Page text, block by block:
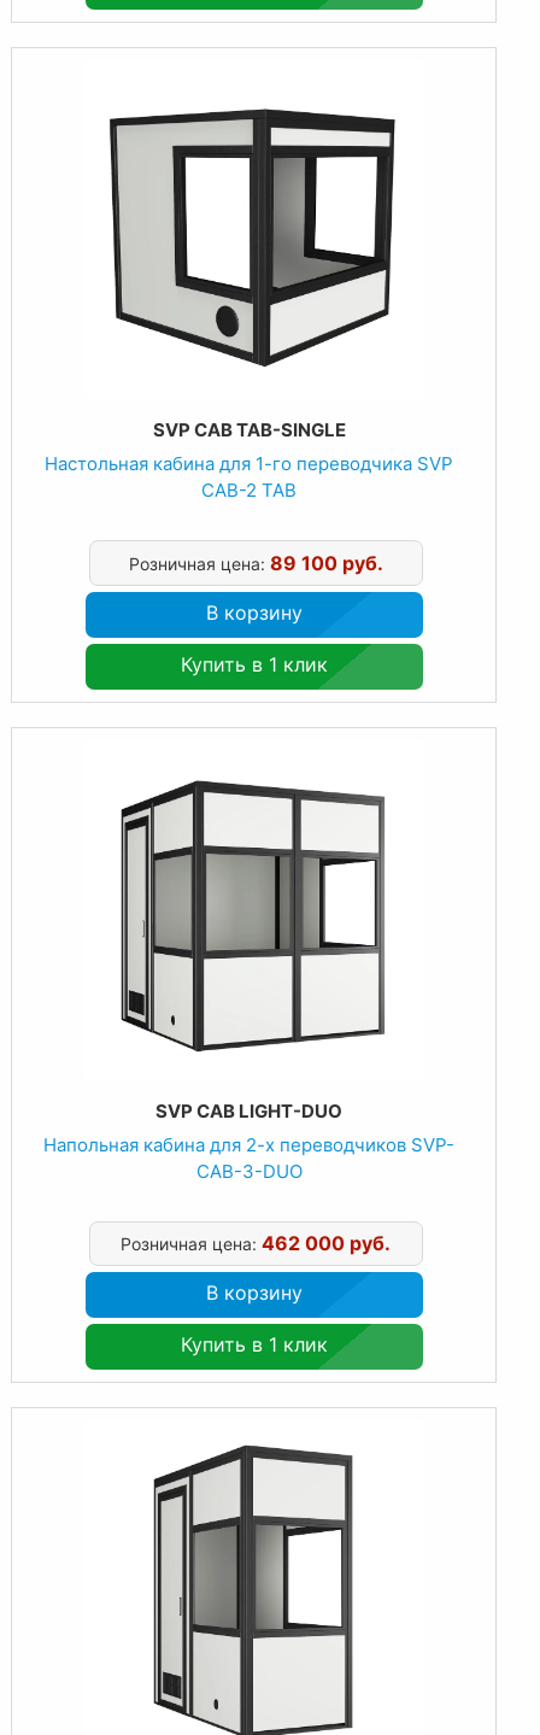
SVP CAB TAB-SINGLE
Настольная кабина для 1-го переводчика SVP
CAB-2 TAB
Розничная цена: 89 100 руб.
В корзину
Купить в 1 клик
SVP CAB LIGHT-DUO
Напольная кабина для 2-х переводчиков SVP-
CAB-3-DUO
Розничная цена:462 000 руб.
В корзину
Купить в 1 клик